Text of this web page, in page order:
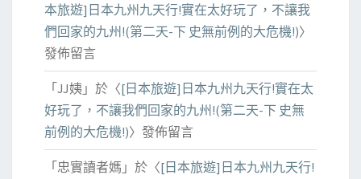
本旅遊]日本九州九天行!實在太好玩了，不讓我
們回家的九州!(第二天-下 史無前例的大危機!)〉
發佈留言
「JJ姨 」於〈[日本旅遊]日本九州九天行!實在太
好玩了，不讓我們回家的九州!(第二天-下 史無
前例的大危機!)〉發佈留言
「忠實讀者媽 」於〈[日本旅遊]日本九州九天行!